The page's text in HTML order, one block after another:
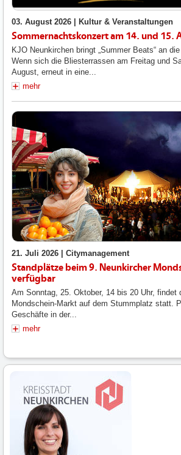
03. August 2026 | Kultur & Veranstaltungen
Sommernachtskonzert am 14. und 15.
KJO Neunkirchen bringt „Summer Beats“ an
Wenn sich die Bliesterrassen am Freitag und
August, erneut in eine...
mehr
21. Juli 2026 | Citymanagement
Standplätze beim 9. Neunkircher
verfügbar
Am Sonntag, 25. Oktober, 14 bis 20 Uhr, findet
Mondschein-Markt auf dem Stummplatz statt.
Geschäfte in der...
mehr